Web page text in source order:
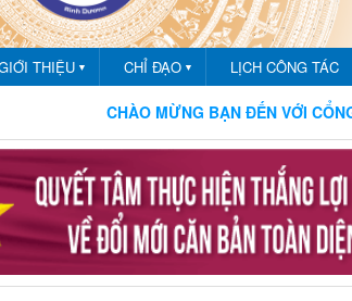
THIỆU ▼ CHỈ ĐẠO ▼ LỊCH CÔNG TÁC
BẠN ĐẾN VỚI CỔNG THÔNG TIN